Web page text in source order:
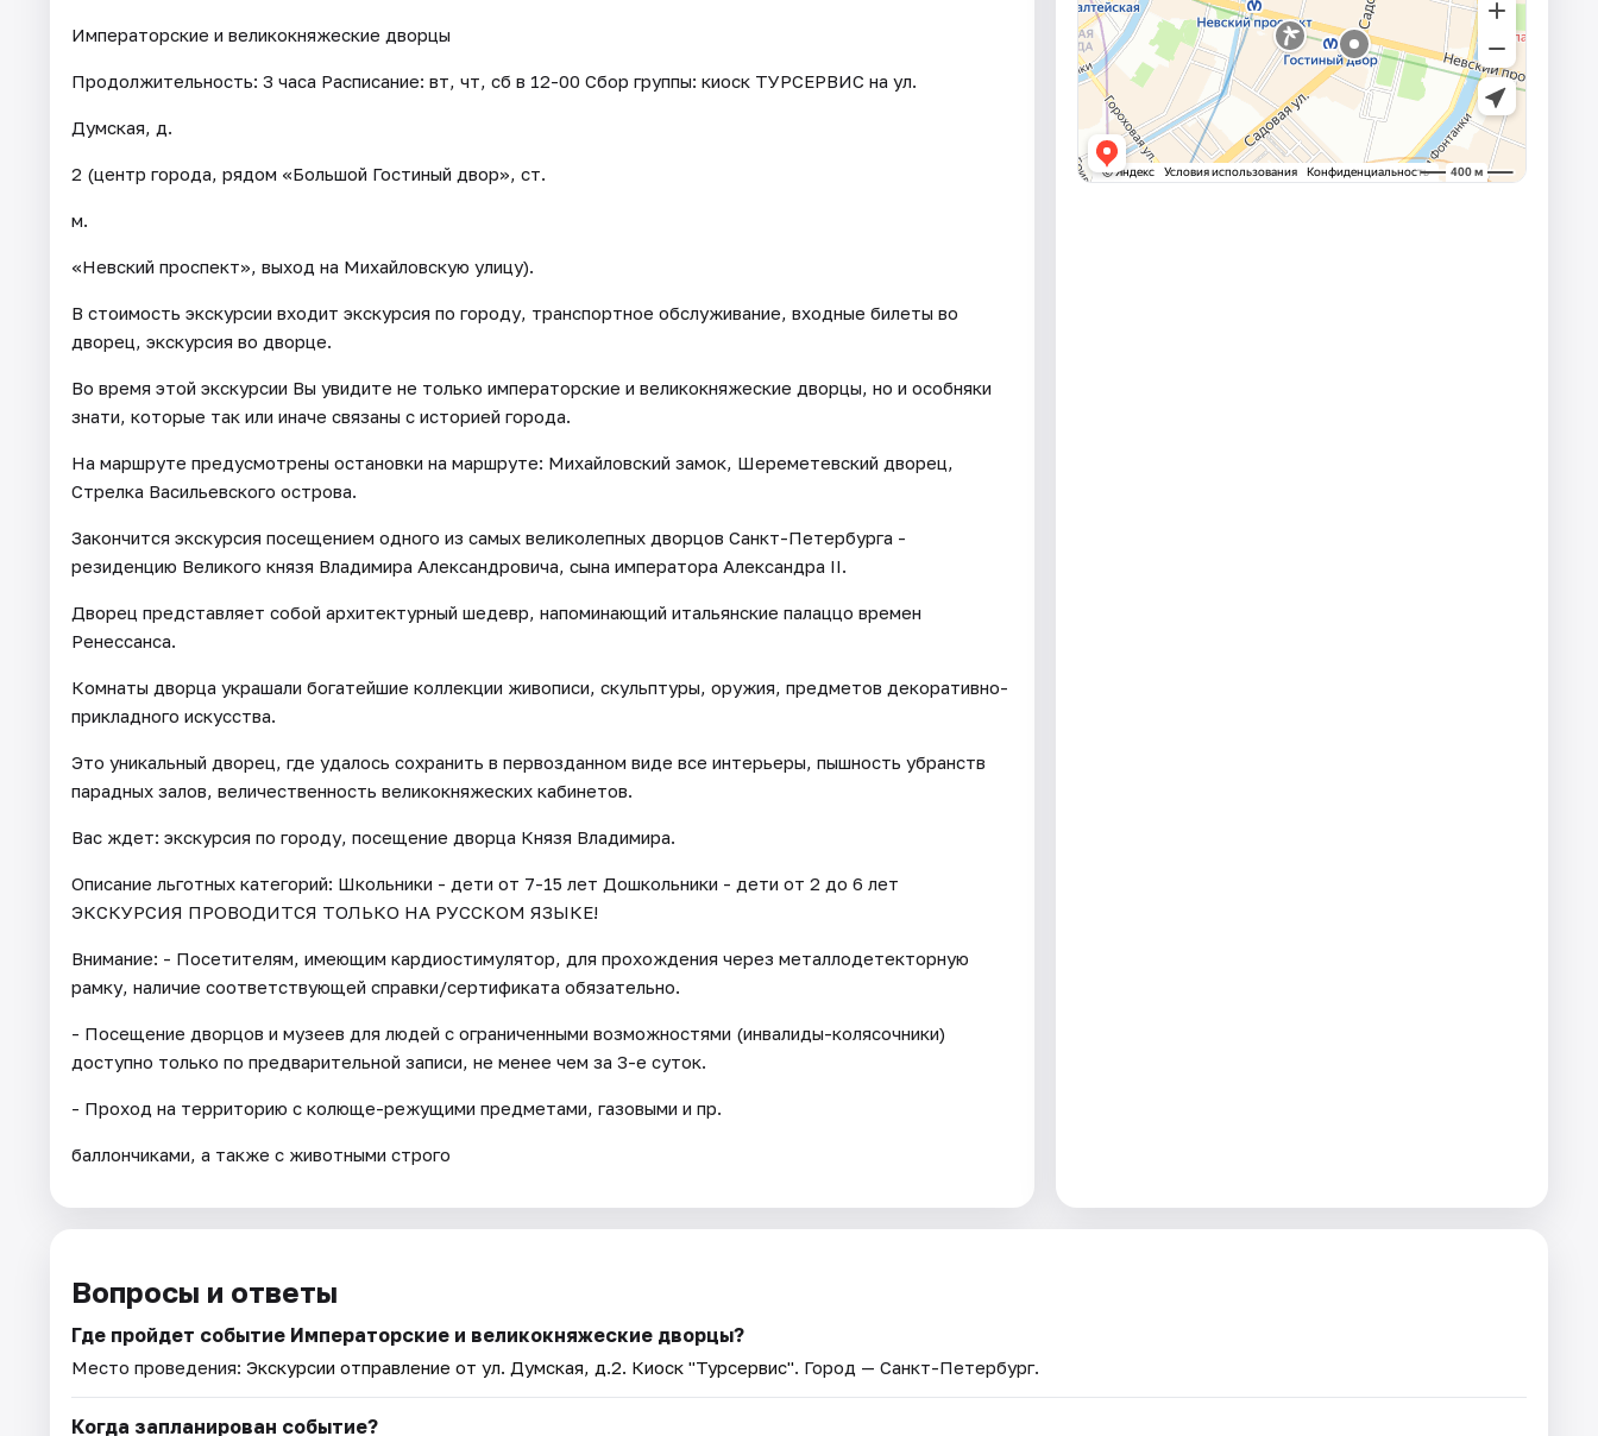
Императорские и великокняжеские дворцы
Продолжительность: 3 часа Расписание: вт, чт, сб в 12-00 Сбор группы: киоск ТУРСЕРВИС на ул.
Думская, д.
2 (центр города, рядом «Большой Гостиный двор», ст.
м.
«Невский проспект», выход на Михайловскую улицу).
В стоимость экскурсии входит экскурсия по городу, транспортное обслуживание, входные билеты во
дворец, экскурсия во дворце.
Во время этой экскурсии Вы увидите не только императорские и великокняжеские дворцы, но и особняки
знати, которые так или иначе связаны с историей города.
На маршруте предусмотрены остановки на маршруте: Михайловский замок, Шереметевский дворец,
Стрелка Васильевского острова.
Закончится экскурсия посещением одного из самых великолепных дворцов Санкт-Петербурга -
резиденцию Великого князя Владимира Александровича, сына императора Александра II.
Дворец представляет собой архитектурный шедевр, напоминающий итальянские палаццо времен
Ренессанса.
Комнаты дворца украшали богатейшие коллекции живописи, скульптуры, оружия, предметов декоративно-
прикладного искусства.
Это уникальный дворец, где удалось сохранить в первозданном виде все интерьеры, пышность убранств
парадных залов, величественность великокняжеских кабинетов.
Вас ждет: экскурсия по городу, посещение дворца Князя Владимира.
Описание льготных категорий: Школьники - дети от 7-15 лет Дошкольники - дети от 2 до 6 лет
ЭКСКУРСИЯ ПРОВОДИТСЯ ТОЛЬКО НА РУССКОМ ЯЗЫКЕ!
Внимание: - Посетителям, имеющим кардиостимулятор, для прохождения через металлодетекторную
рамку, наличие соответствующей справки/сертификата обязательно.
- Посещение дворцов и музеев для людей с ограниченными возможностями (инвалиды-колясочники)
доступно только по предварительной записи, не менее чем за 3-е суток.
- Проход на территорию с колюще-режущими предметами, газовыми и пр.
баллончиками, а также с животными строго
Вопросы и ответы
Где пройдет событие Императорские и великокняжеские дворцы?
Место проведения: Экскурсии отправление от ул. Думская, д.2. Киоск "Турсервис". Город — Санкт-Петербург.
Когда запланирован событие?